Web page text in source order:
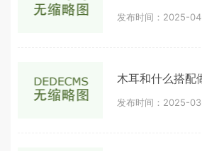
发布时间：2025-
木耳和什么搭配
发布时间：2025-